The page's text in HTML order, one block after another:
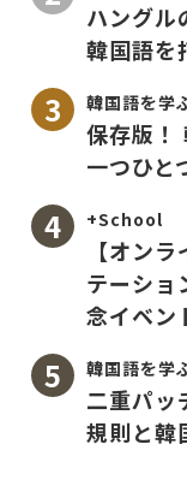
ハングル
韓国語を
韓国語を学
保存版！
一つひと
+School
【オン
テーショ
念イベン
韓国語を学
二重パッ
規則と韓